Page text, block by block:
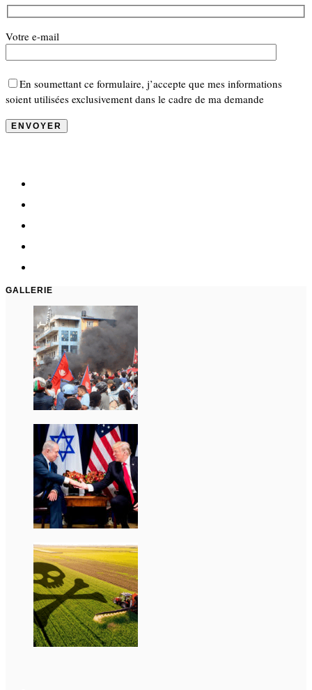
Votre e-mail
En soumettant ce formulaire, j’accepte que mes informations
soient utilisées exclusivement dans le cadre de ma demande
GALLERIE